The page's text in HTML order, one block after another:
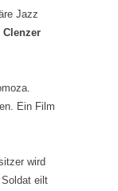
Jazz
Clenzer
Ein Film
wird
eilt